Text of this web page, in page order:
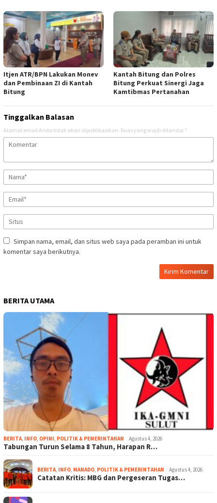
Itjen ATR/BPN Lakukan Monev
dan Pembinaan ZI di Kantah
Bitung
Kantah Bitung dan Polres
Bitung Perkuat Sinergi Jaga
Kamtibmas Pertanahan
Tinggalkan Balasan
Alamat email Anda tidak akan dipublikasikan. Ruas yang wajib ditandai *
Simpan nama, email, dan situs web saya pada peramban ini untuk
komentar saya berikutnya.
BERITA UTAMA
BERITA, INFO, OPINI, POLITIK & PEMERINTAHAN Agustus 4, 2026
Tabungan Turun Selama 8 Tahun, Harapan R…
BERITA, INFO, MANADO, POLITIK & PEMERINTAHAN Agustus 4, 2026
Catatan Kritis: MBG dan Pergeseran Tugas…